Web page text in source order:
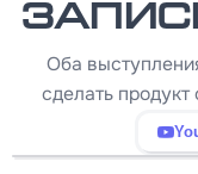
Оба
сделать